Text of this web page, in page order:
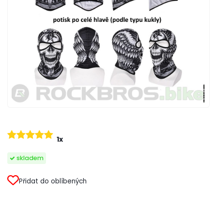
skladem
1x
Přidat do oblíbených